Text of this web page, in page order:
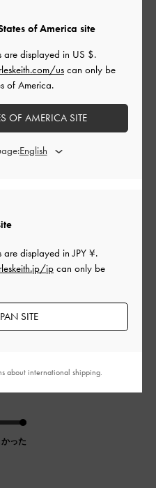
った
役に立ちましたか？
ト系
った
翻訳する
are displayed inJPY ¥.
jpcan only be
SITE
of America site
are displayed in US $.
uscan only be
of America.
OF AMERICA SITE
about international shipping.